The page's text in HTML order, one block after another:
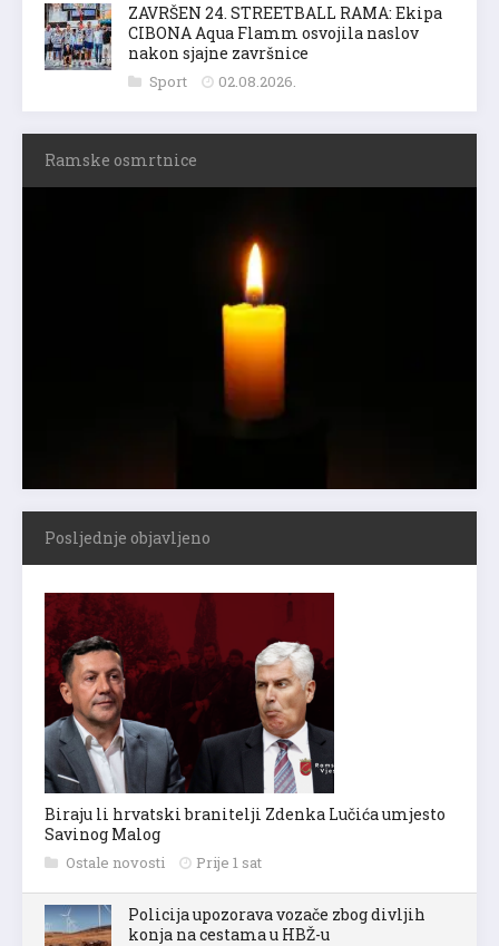
ZAVRŠEN 24. STREETBALL RAMA: Ekipa
CIBONA Aqua Flamm osvojila naslov
nakon sjajne završnice
Sport 02.08.2026.
Ramske osmrtnice
Posljednje objavljeno
Biraju li hrvatski branitelji Zdenka Lučića umjesto
Savinog Malog
Ostale novosti Prije 1 sat
Policija upozorava vozače zbog divljih
konja na cestama u HBŽ-u